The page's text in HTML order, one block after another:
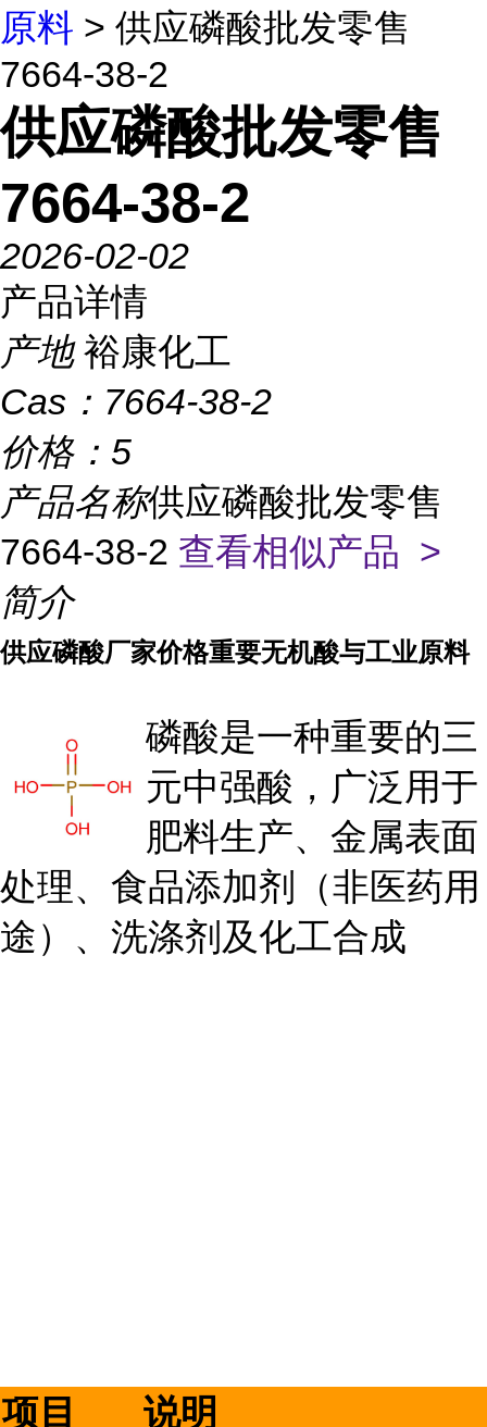
原料 > 供应磷酸批发零售
7664-38-2
供应磷酸批发零售
7664-38-2
2026-02-02
产品详情
产地 裕康化工
Cas： 7664-38-2
价格： 5
产品名称供应磷酸批发零售
7664-38-2 查看相似产品 >
简介
供应磷酸厂家价格重要无机酸与工业原料
磷酸是一种重要的三
元中强酸，广泛用于
肥料生产、金属表面
处理、食品添加剂（非医药用
途）、洗涤剂及化工合成
项目 说明